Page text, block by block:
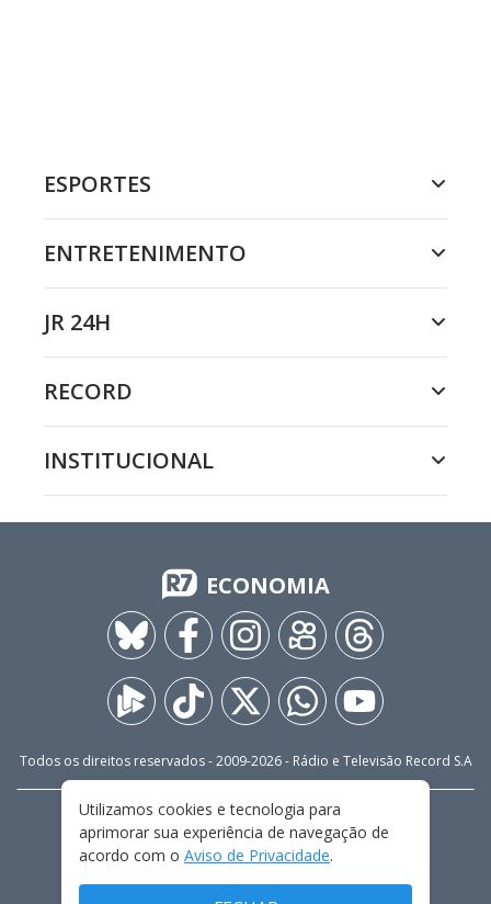
ESPORTES
ENTRETENIMENTO
JR 24H
RECORD
INSTITUCIONAL
ECONOMIA
Todos os direitos reservados - 2009-2026- Rádio e Televisão Record S.A
FALE CONOSCO
PRIVACIDADE
TERMOS E CONDIÇÕES DE USO
Utilizamos cookies e tecnologia para
aprimorar sua experiência de navegação de
acordo com o Aviso de Privacidade.